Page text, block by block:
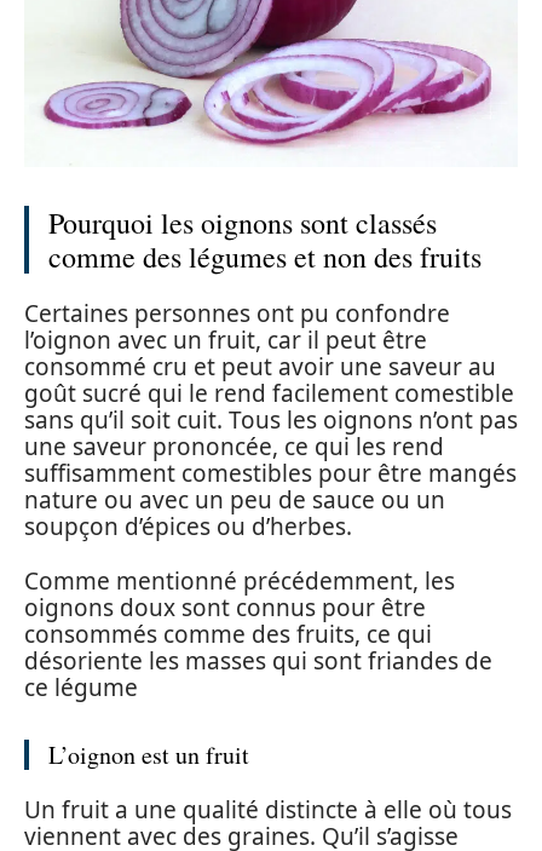
Pourquoi les oignons sont classés
comme des légumes et non des fruits
Certaines personnes ont pu confondre
l’oignon avec un fruit, car il peut être
consommé cru et peut avoir une saveur au
goût sucré qui le rend facilement comestible
sans qu’il soit cuit. Tous les oignons n’ont pas
une saveur prononcée, ce qui les rend
suffisamment comestibles pour être mangés
nature ou avec un peu de sauce ou un
soupçon d’épices ou d’herbes.
Comme mentionné précédemment, les
oignons doux sont connus pour être
consommés comme des fruits, ce qui
désoriente les masses qui sont friandes de
ce légume
L’oignon est un fruit
Un fruit a une qualité distincte à elle où tous
viennent avec des graines. Qu’il s’agisse